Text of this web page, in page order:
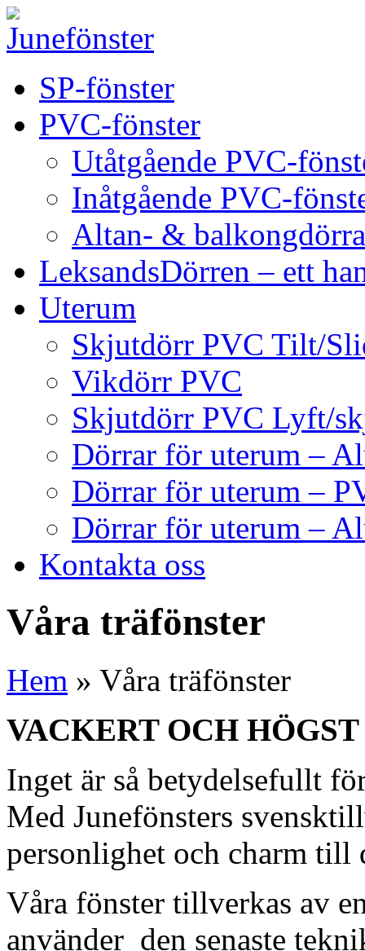
SP-fönster
PVC-fönster
Utåtgående PVC-
Inåtgående PVC-
Altan- &
LeksandsDörren – ett
Uterum
Skjutdörr PVC Tilt/
Vikdörr PVC
Skjutdörr PVC Lyft/
Dörrar för uterum –
Dörrar för uterum –
Dörrar för uterum –
Kontakta oss
Våra träfönster
Hem » Våra träfönster
VACKERT OCH
Inget är så betydelsefullt
Med Junefönsters
personlighet och charm till
Våra fönster tillverkas av
använder den senaste